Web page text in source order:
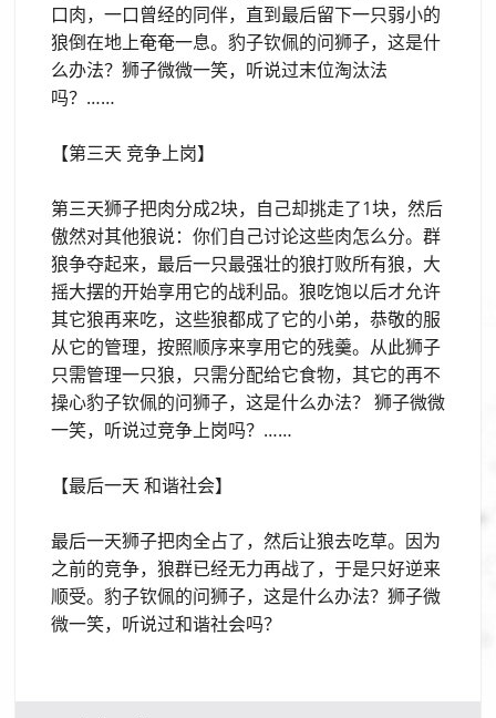
口肉，一口曾经的同伴，直到最后留下一只弱小的
狼倒在地上奄奄一息。豹子钦佩的问狮子，这是什
么办法？狮子微微一笑，听说过末位淘汰法
吗？……
【第三天 竞争上岗】
第三天狮子把肉分成2块，自己却挑走了1块，然后
傲然对其他狼说：你们自己讨论这些肉怎么分。群
狼争夺起来，最后一只最强壮的狼打败所有狼，大
摇大摆的开始享用它的战利品。狼吃饱以后才允许
其它狼再来吃，这些狼都成了它的小弟，恭敬的服
从它的管理，按照顺序来享用它的残羹。从此狮子
只需管理一只狼，只需分配给它食物，其它的再不
操心豹子钦佩的问狮子，这是什么办法？ 狮子微微
一笑，听说过竞争上岗吗？……
【最后一天 和谐社会】
最后一天狮子把肉全占了，然后让狼去吃草。因为
之前的竞争，狼群已经无力再战了，于是只好逆来
顺受。豹子钦佩的问狮子，这是什么办法？狮子微
微一笑，听说过和谐社会吗？